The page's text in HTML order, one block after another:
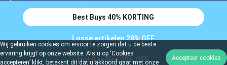
Best Buys 40% KORTING
Losse artikelen 20% OFF
Hot Bundles 35% OFF
Copyright © 2026 Videobyte. Alle rechten voorbehouden.
Wij gebruiken cookies om ervoor te zorgen dat u de beste
ervaring krijgt op onze website. Als u op ‘Cookies
accepteren’ klikt, betekent dit dat u akkoord gaat met onze
Accepteer cookies